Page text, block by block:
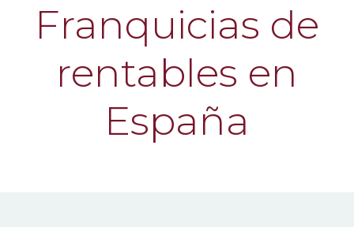
Franquicias de
rentables en
España